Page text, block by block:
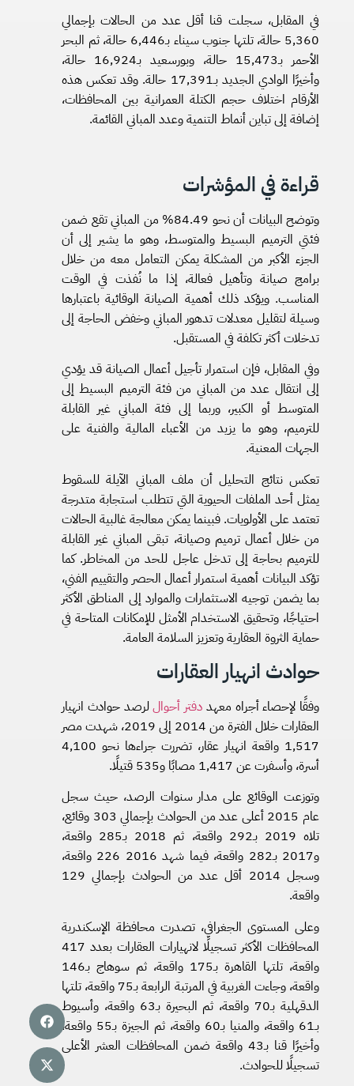
في المقابل، سجلت قنا أقل عدد من الحالات بإجمالي
5,360 حالة، تلتها جنوب سيناء بـ6,446 حالة، ثم البحر
الأحمر بـ15,473 حالة، وبورسعيد بـ16,924 حالة،
وأخيرًا الوادي الجديد بـ17,391 حالة. وقد تعكس هذه
الأرقام اختلاف حجم الكتلة العمرانية بين المحافظات،
إضافة إلى تباين أنماط التنمية وعدد المباني القائمة.
قراءة في المؤشرات
وتوضح البيانات أن نحو 84.49% من المباني تقع ضمن
فئتي الترميم البسيط والمتوسط، وهو ما يشير إلى أن
الجزء الأكبر من المشكلة يمكن التعامل معه من خلال
برامج صيانة وتأهيل فعالة، إذا ما نُفذت في الوقت
المناسب. ويؤكد ذلك أهمية الصيانة الوقائية باعتبارها
وسيلة لتقليل معدلات تدهور المباني وخفض الحاجة إلى
تدخلات أكثر تكلفة في المستقبل.
وفي المقابل، فإن استمرار تأجيل أعمال الصيانة قد يؤدي
إلى انتقال عدد من المباني من فئة الترميم البسيط إلى
المتوسط أو الكبير، وربما إلى فئة المباني غير القابلة
للترميم، وهو ما يزيد من الأعباء المالية والفنية على
الجهات المعنية.
تعكس نتائج التحليل أن ملف المباني الآيلة للسقوط
يمثل أحد الملفات الحيوية التي تتطلب استجابة متدرجة
تعتمد على الأولويات. فبينما يمكن معالجة غالبية الحالات
من خلال أعمال ترميم وصيانة، تبقى المباني غير القابلة
للترميم بحاجة إلى تدخل عاجل للحد من المخاطر. كما
تؤكد البيانات أهمية استمرار أعمال الحصر والتقييم الفني،
بما يضمن توجيه الاستثمارات والموارد إلى المناطق الأكثر
احتياجًا، وتحقيق الاستخدام الأمثل للإمكانات المتاحة في
حماية الثروة العقارية وتعزيز السلامة العامة.
حوادث انهيار العقارات
وفقًا لإحصاء أجراه معهد دفتر أحواللرصد حوادث انهيار
العقارات خلال الفترة من 2014 إلى 2019، شهدت مصر
1,517 واقعة انهيار عقار، تضررت جراءها نحو 4,100
أسرة، وأسفرت عن 1,417 مصابًا و535 قتيلًا.
وتوزعت الوقائع على مدار سنوات الرصد، حيث سجل
عام 2015 أعلى عدد من الحوادث بإجمالي 303 وقائع،
تلاه 2019 بـ292 واقعة، ثم 2018 بـ285 واقعة،
و2017 بـ282 واقعة، فيما شهد 2016 226 واقعة،
وسجل 2014 أقل عدد من الحوادث بإجمالي 129
واقعة.
وعلى المستوى الجغرافي، تصدرت محافظة الإسكندرية
المحافظات الأكثر تسجيلًا لانهيارات العقارات بعدد 417
واقعة، تلتها القاهرة بـ175 واقعة، ثم سوهاج بـ146
واقعة، وجاءت الغربية في المرتبة الرابعة بـ75 واقعة، تلتها
الدقهلية بـ70 واقعة، ثم البحيرة بـ63 واقعة، وأسيوط
بـ61 واقعة، والمنيا بـ60 واقعة، ثم الجيزة بـ55 واقعة،
وأخيرًا قنا بـ43 واقعة ضمن المحافظات العشر الأعلى
تسجيلًا للحوادث.